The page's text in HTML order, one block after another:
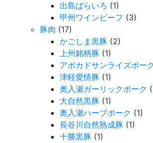
出島ばらいろ (1)
甲州ワインビーフ (3)
豚肉 (17)
かごしま黒豚 (2)
上州銘柄豚 (1)
アボカドサンライズポー
津軽愛情豚 (1)
奥入瀬ガーリックポーク
大自然黒豚 (1)
奥入瀬ハーブポーク (1)
長谷川自然熟成豚 (1)
十勝黒豚 (1)